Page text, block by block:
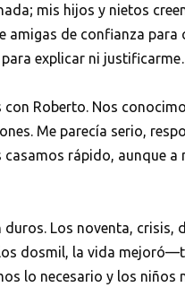
mis hijos y nietos
amigas de confianza
explicar ni
Roberto. Nos
Me parecía serio,
casamos rápido, aunque
Los noventa, crisis,
dosmil, la vida
lo necesario y los niños